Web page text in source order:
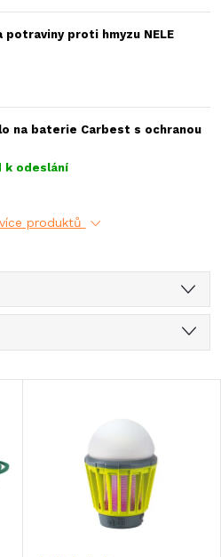
potraviny proti hmyzu NELE
na baterie Carbest s ochranou
k odeslání
produktů